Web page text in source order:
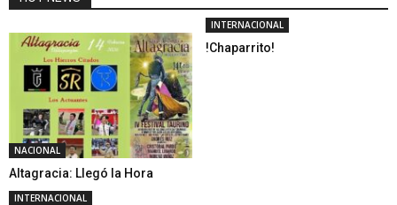
NACIONAL
Altagracia: Llegó la Hora
INTERNACIONAL
!Chaparrito!
INTERNACIONAL